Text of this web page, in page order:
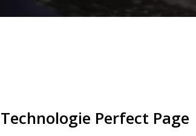
Technologie Perfect Page